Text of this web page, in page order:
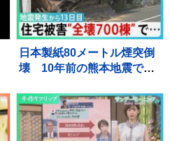
日本製紙80メートル煙突倒
壊 10年前の熊本地震で補
本“避難解除”前になぜ再入
館？下水管破損で田んぼ
に“汚水” 直下に断層 住